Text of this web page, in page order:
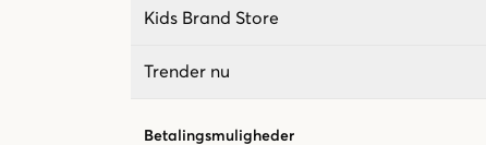
Kids Brand Store
Trender nu
Betalingsmuligheder